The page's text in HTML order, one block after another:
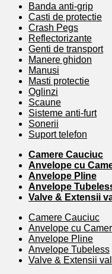
Banda anti-grip
Casti de protectie
Crash Pegs
Reflectorizante
Genti de transport
Manere ghidon
Manusi
Masti protectie
Oglinzi
Scaune
Sisteme anti-furt
Sonerii
Suport telefon
Camere Cauciuc
Anvelope cu
Anvelope Pline
Anvelope
Valve & Extensii
Camere Cauciuc
Anvelope cu
Anvelope Pline
Anvelope Tubeless
Valve & Extensii